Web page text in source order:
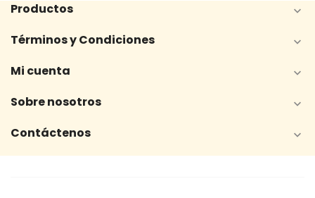
Productos 
Términos y Condiciones 
Mi cuenta 
Sobre nosotros 
Contáctenos 